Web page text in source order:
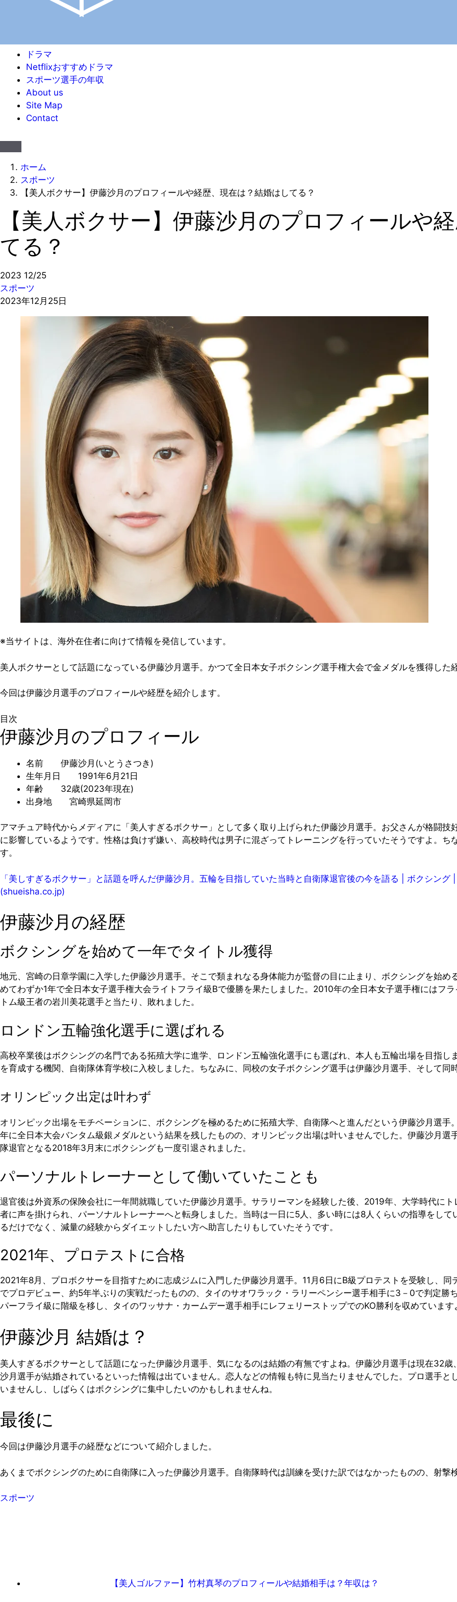
ドラマ
Netflixおすすめドラマ
スポーツ選手の年収
About us
Site Map
Contact
ホーム
スポーツ
【美人ボクサー】伊藤沙月のプロフィールや経歴、現在は？結婚はしてる？
【美人ボクサー】伊藤沙月のプロフィールや
てる？
2023 12/25
スポーツ
2023年12月25日
※当サイトは、海外在住者に向けて情報を発信しています。
美人ボクサーとして話題になっている伊藤沙月選手。かつて全日本女子ボクシング選手権大会で金メダルを獲得した
今回は伊藤沙月選手のプロフィールや経歴を紹介します。
目次
伊藤沙月のプロフィール
名前 伊藤沙月(いとうさつき)
生年月日 1991年6月21日
年齢 32歳(2023年現在)
出身地 宮崎県延岡市
アマチュア時代からメディアに「美人すぎるボクサー」として多く取り上げられた伊藤沙月選手。お父さんが格闘
に影響しているようです。性格は負けず嫌い、高校時代は男子に混ざってトレーニングを行っていたそうですよ。
す。
「美しすぎるボクサー」と話題を呼んだ伊藤沙月。五輪を目指していた当時と自衛隊退官後の今を語る | ボクシン
(shueisha.co.jp)
伊藤沙月の経歴
ボクシングを始めて一年でタイトル獲得
地元、宮崎の日章学園に入学した伊藤沙月選手。そこで類まれなる身体能力が監督の目に止まり、ボクシングを始
めてわずか1年で全日本女子選手権大会ライトフライ級Bで優勝を果たしました。2010年の全日本女子選手権にはフ
トム級王者の岩川美花選手と当たり、敗れました。
ロンドン五輪強化選手に選ばれる
高校卒業後はボクシングの名門である拓殖大学に進学、ロンドン五輪強化選手にも選ばれ、本人も五輪出場を目指
を育成する機関、自衛隊体育学校に入校しました。ちなみに、同校の女子ボクシング選手は伊藤沙月選手、そして同
オリンピック出定は叶わず
オリンピック出場をモチベーションに、ボクシングを極めるために拓殖大学、自衛隊へと進んだという伊藤沙月選
年に全日本大会バンタム級銀メダルという結果を残したものの、オリンピック出場は叶いませんでした。伊藤沙月
隊退官となる2018年3月末にボクシングも一度引退されました。
パーソナルトレーナーとして働いていたことも
退官後は外資系の保険会社に一年間就職していた伊藤沙月選手。サラリーマンを経験した後、2019年、大学時代に
者に声を掛けられ、パーソナルトレーナーへと転身しました。当時は一日に5人、多い時には8人くらいの指導をし
るだけでなく、減量の経験からダイエットしたい方へ助言したりもしていたそうです。
2021年、プロテストに合格
2021年8月、プロボクサーを目指すために志成ジムに入門した伊藤沙月選手。11月6日にB級プロテストを受験し、
でプロデビュー、約5年半ぶりの実戦だったものの、タイのサオワラック・ラリーペンシー選手相手に3－0で判定
パーフライ級に階級を移し、タイのワッサナ・カームデー選手相手にレフェリーストップでのKO勝利を収めています
伊藤沙月 結婚は？
美人すぎるボクサーとして話題になった伊藤沙月選手、気になるのは結婚の有無ですよね。伊藤沙月選手は現在32
沙月選手が結婚されているといった情報は出ていません。恋人などの情報も特に見当たりませんでした。プロ選手
いませんし、しばらくはボクシングに集中したいのかもしれませんね。
最後に
今回は伊藤沙月選手の経歴などについて紹介しました。
あくまでボクシングのために自衛隊に入った伊藤沙月選手。自衛隊時代は訓練を受けた訳ではなかったものの、射撃
スポーツ
【美人ゴルファー】竹村真琴のプロフィールや結婚相手は？年収は？